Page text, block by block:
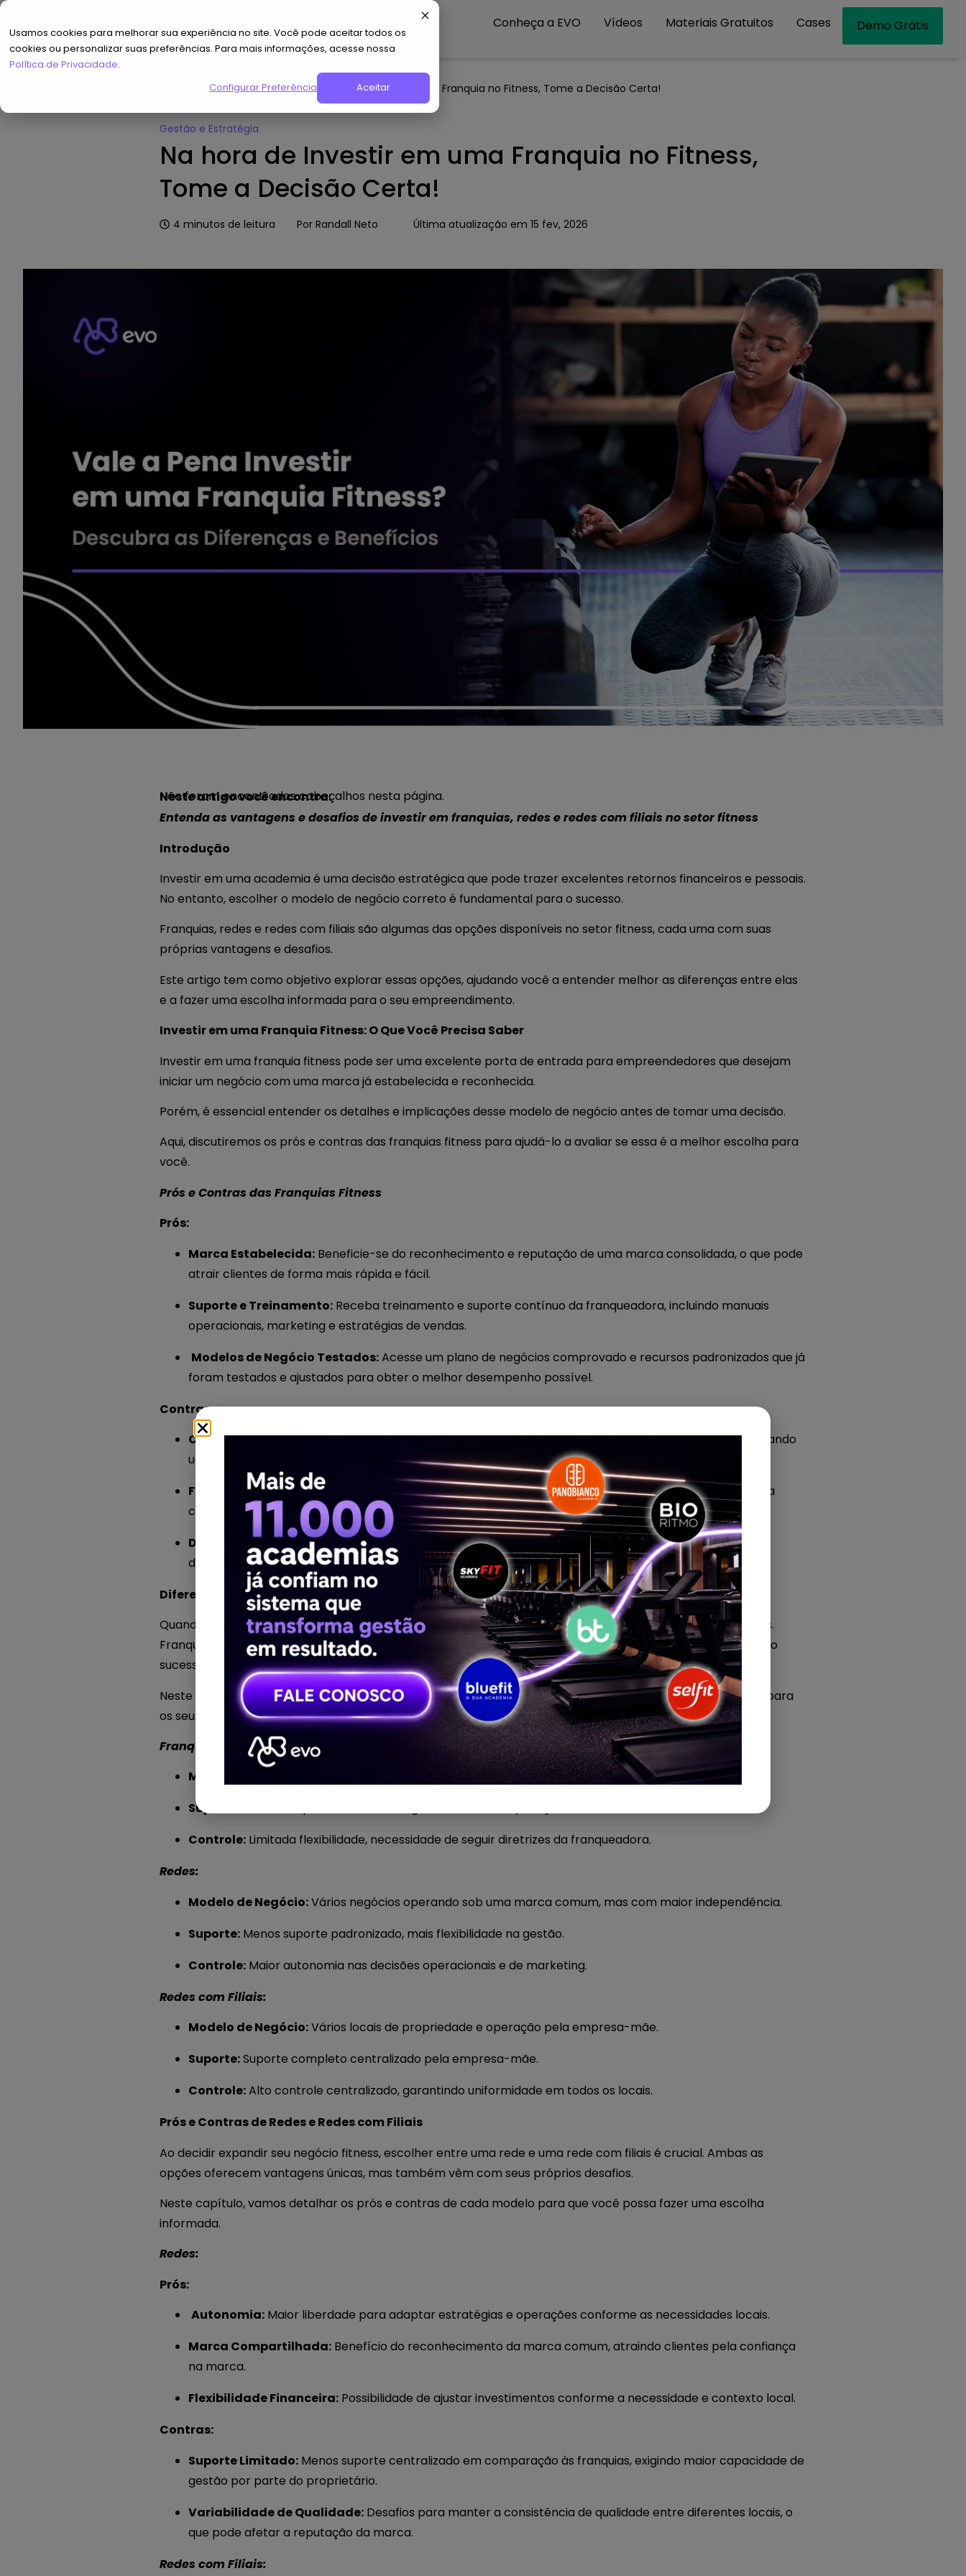
Usamos cookies para melhorar sua experiência no site. Você pode aceitar todos os
cookies ou personalizar suas preferências. Para mais informações, acesse nossa
Política de Privacidade.
Configurar Preferências
Aceitar
Conheça a EVO Vídeos Materiais Gratuitos Cases Demo Grátis
Hub de Conteúdo»Na hora de Investir em uma Franquia no Fitness, Tome a Decisão Certa!
Gestão e Estratégia
Na hora de Investir em uma Franquia no Fitness,
Tome a Decisão Certa!
4 minutos de leitura Por Randall Neto Última atualização em 15 fev, 2026
Neste artigo você encontra:
Não foram encontrados cabeçalhos nesta página.
Entenda as vantagens e desafios de investir em franquias, redes e redes com filiais no setor fitness
Introdução
Investir em uma academia é uma decisão estratégica que pode trazer excelentes retornos financeiros e pessoais.
No entanto, escolher o modelo de negócio correto é fundamental para o sucesso.
Franquias, redes e redes com filiais são algumas das opções disponíveis no setor fitness, cada uma com suas
próprias vantagens e desafios.
Este artigo tem como objetivo explorar essas opções, ajudando você a entender melhor as diferenças entre elas
e a fazer uma escolha informada para o seu empreendimento.
Investir em uma Franquia Fitness: O Que Você Precisa Saber
Investir em uma franquia fitness pode ser uma excelente porta de entrada para empreendedores que desejam
iniciar um negócio com uma marca já estabelecida e reconhecida.
Porém, é essencial entender os detalhes e implicações desse modelo de negócio antes de tomar uma decisão.
Aqui, discutiremos os prós e contras das franquias fitness para ajudá-lo a avaliar se essa é a melhor escolha para
você.
Prós e Contras das Franquias Fitness
Prós:
Marca Estabelecida: Beneficie-se do reconhecimento e reputação de uma marca consolidada, o que pode
atrair clientes de forma mais rápida e fácil.
Suporte e Treinamento: Receba treinamento e suporte contínuo da franqueadora, incluindo manuais
operacionais, marketing e estratégias de vendas.
Modelos de Negócio Testados:Acesse um plano de negócios comprovado e recursos padronizados que já
foram testados e ajustados para obter o melhor desempenho possível.
Contras:
Custo Inicial Elevado:O pagamento de taxas de franquia e royalties pode ser significativo, representando
um investimento inicial alto.
Falta de Flexibilidade:A adesão a padrões e regras estabelecidos pela franqueadora pode limitar sua
capacidade de inovar ou personalizar o negócio conforme suas preferências.
Dependência da Franqueadora: O sucesso do seu negócio pode estar vinculado ao desempenho e
decisões da franqueadora, o que pode ser arriscado se houver problemas na matriz.
Diferenças Entre Franquias, Redes e Redes com Filiais
Quando se trata de expandir um negócio fitness, é importante entender as diferentes estruturas disponíveis.
Franquias, redes e redes com filiais têm características distintas que influenciam diretamente a operação e o
sucesso do negócio.
Neste capítulo, vamos explorar essas diferenças para ajudá-lo a determinar qual modelo é mais adequado para
os seus objetivos empresariais.
Franquias:
Modelo de Negócio:
Operado por empreendedores individuais sob a marca da franqueadora.
Suporte:
Controle: Limitada flexibilidade, necessidade de seguir diretrizes da franqueadora.
Redes:
Modelo de Negócio:Vários negócios operando sob uma marca comum, mas com maior independência.
Suporte: Menos suporte padronizado, mais flexibilidade na gestão.
Controle: Maior autonomia nas decisões operacionais e de marketing.
Redes com Filiais:
Modelo de Negócio:Vários locais de propriedade e operação pela empresa-mãe.
Suporte:Suporte completo centralizado pela empresa-mãe.
Controle:Alto controle centralizado, garantindo uniformidade em todos os locais.
Prós e Contras de Redes e Redes com Filiais
Ao decidir expandir seu negócio fitness, escolher entre uma rede e uma rede com filiais é crucial. Ambas as
opções oferecem vantagens únicas, mas também vêm com seus próprios desafios.
Neste capítulo, vamos detalhar os prós e contras de cada modelo para que você possa fazer uma escolha
informada.
Redes:
Prós:
Autonomia: Maior liberdade para adaptar estratégias e operações conforme as necessidades locais.
Marca Compartilhada: Benefício do reconhecimento da marca comum, atraindo clientes pela confiança
na marca.
Flexibilidade Financeira: Possibilidade de ajustar investimentos conforme a necessidade e contexto local.
Contras:
Suporte Limitado: Menos suporte centralizado em comparação às franquias, exigindo maior capacidade de
gestão por parte do proprietário.
Variabilidade de Qualidade: Desafios para manter a consistência de qualidade entre diferentes locais, o
que pode afetar a reputação da marca.
Redes com Filiais: